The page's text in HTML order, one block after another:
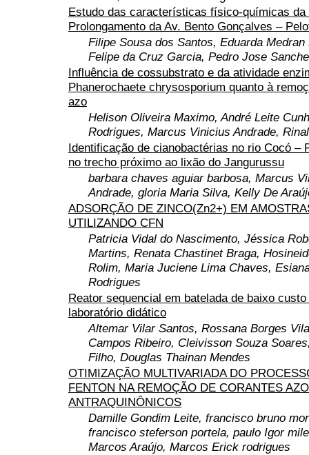
Estudo das características físico-químicas da
Prolongamento da Av. Bento Gonçalves –
Filipe Sousa dos Santos, Eduarda Medran
Felipe da Cruz Garcia, Pedro Jose
Influência de cossubstrato e da atividade
Phanerochaete chrysosporium quanto à
azo
Helison Oliveira Maximo, André Leite
Rodrigues, Marcus Vinicius Andrade,
Identificação de cianobactérias no rio Cocó –
no trecho próximo ao lixão do Jangurussu
barbara chaves aguiar barbosa, Marcus
Andrade, gloria Maria Silva, Kelly De
ADSORÇÃO DE ZINCO(Zn2+) EM
UTILIZANDO CFN
Patricia Vidal do Nascimento, Jéssica
Martins, Renata Chastinet Braga,
Rolim, Maria Juciene Lima Chaves,
Rodrigues
Reator sequencial em batelada de baixo custo
laboratório didático
Altemar Vilar Santos, Rossana Borges
Campos Ribeiro, Cleivisson Souza
Filho, Douglas Thainan Mendes
OTIMIZAÇÃO MULTIVARIADA DO
FENTON NA REMOÇÃO DE CORANTES
ANTRAQUINÔNICOS
Damille Gondim Leite, francisco bruno
francisco steferson portela, paulo Igor
Marcos Araújo, Marcos Erick rodrigues